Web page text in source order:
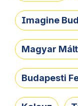
Imagine
Magyar
Budapesti